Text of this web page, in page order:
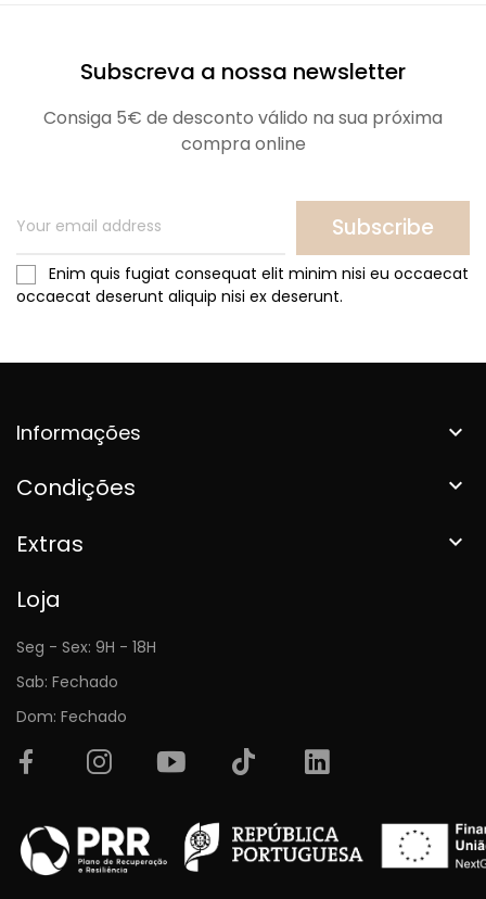
Subscreva a nossa newsletter
Consiga 5€ de desconto válido na sua próxima
compra online
Subscribe
Enim quis fugiat consequat elit minim nisi eu occaecat
occaecat deserunt aliquip nisi ex deserunt.
Informações 
Condições 
Extras 
Loja
Seg - Sex: 9H - 18H
Sab: Fechado
Dom: Fechado